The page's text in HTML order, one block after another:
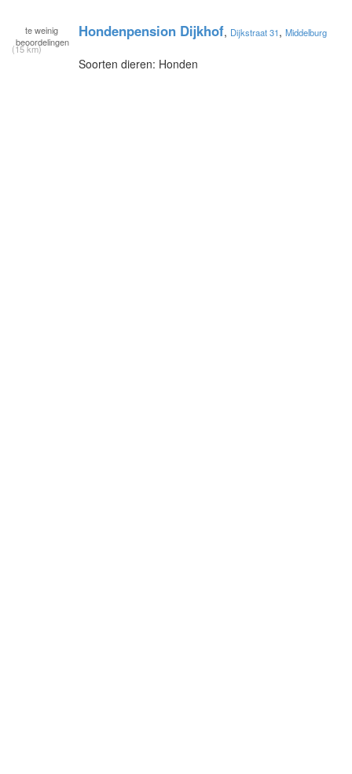
te weinig
beoordelingen
Hondenpension Dijkhof, Dijkstraat 31, Middelburg
(15 km)
Soorten dieren: Honden